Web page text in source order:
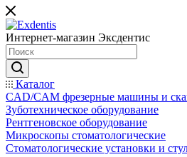
Интернет-магазин Эксдентис
Каталог
CAD/CAM фрезерные машины и
Зуботехническое оборудование
Рентгеновское оборудование
Микроскопы стоматологические
Стоматологические установки и